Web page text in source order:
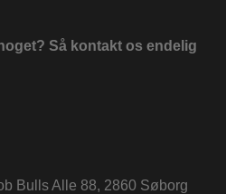
Så kontakt os endelig
Bulls Alle 88, 2860 Søborg